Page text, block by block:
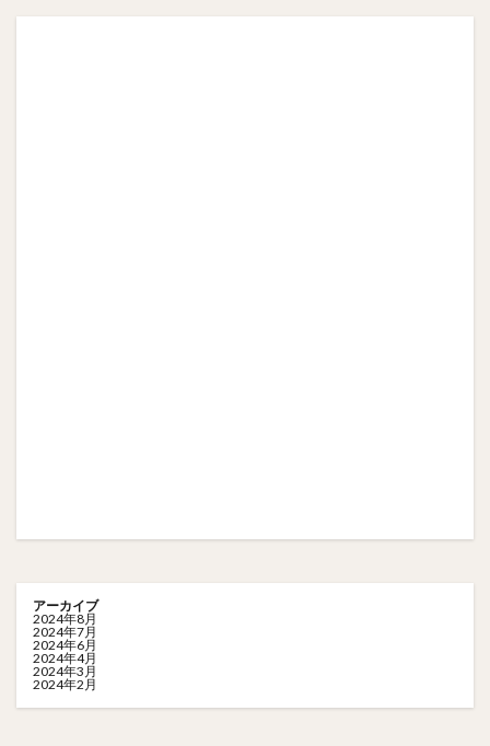
アーカイブ
2024年8月
2024年7月
2024年6月
2024年4月
2024年3月
2024年2月